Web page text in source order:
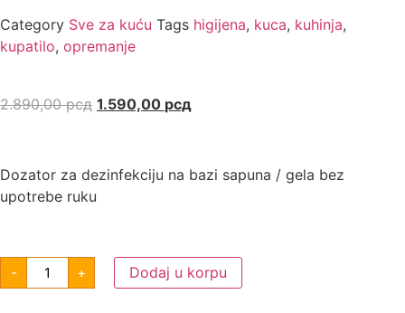
Category Sve za kuću Tags higijena, kuca, kuhinja,
kupatilo, opremanje
2.890,00рсд 1.590,00 рсд
Dozator za dezinfekciju na bazi sapuna / gela bez
upotrebe ruku
- + Dodaj u korpu